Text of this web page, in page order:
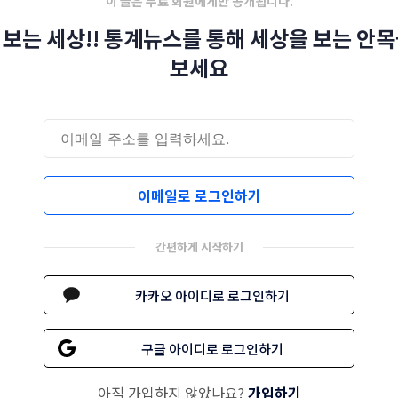
는 세상!! 통계뉴스를 통해 세상을 보는 안
보세요
이메일로 로그인하기
간편하게 시작하기
카카오 아이디로 로그인하기
구글 아이디로 로그인하기
아직 가입하지 않았나요? 가입하기